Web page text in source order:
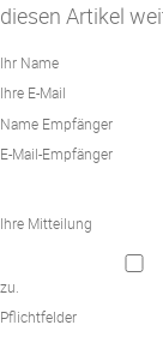
diesen Artikel
Ihr Name
Ihre E-Mail
Name Empfänger
E-Mail-Empfänger
Ihre Mitteilung
zu.
Pflichtfelder